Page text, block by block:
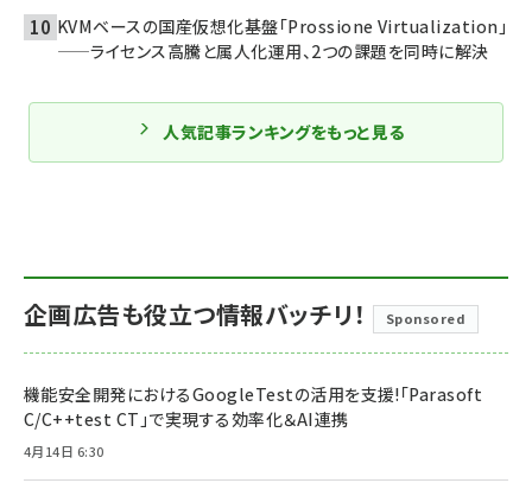
KVMベースの国産仮想化基盤「Prossione Virtualization」
——ライセンス高騰と属人化運用、2つの課題を同時に解決
人気記事ランキングをもっと見る
企画広告も役立つ情報バッチリ！ Sponsored
機能安全開発におけるGoogleTestの活用を支援!「Parasoft
C/C++test CT」で実現する効率化＆AI連携
4月14日 6:30